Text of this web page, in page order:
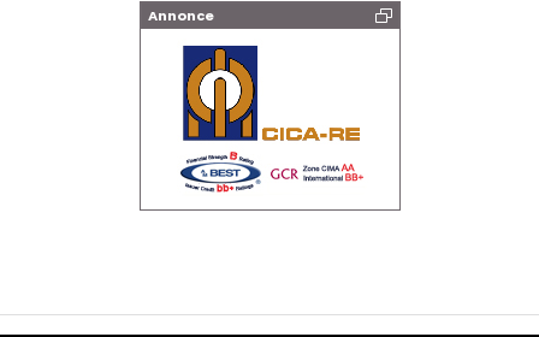
Annonce